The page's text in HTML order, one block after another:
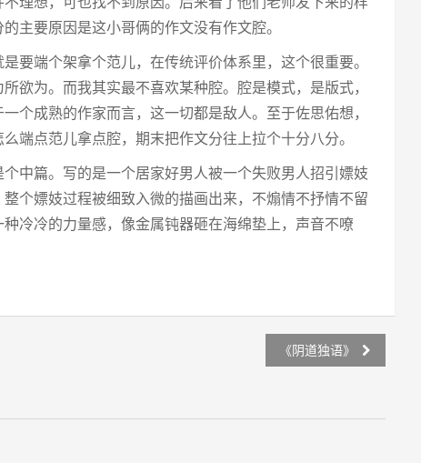
主要原因是这小哥俩的作文没有作文腔。
要端个架拿个范儿，在传统评价体系里，这个很重要。
欲为。而我其实最不喜欢某种腔。腔是模式，是版式，
个成熟的作家而言，这一切都是敌人。至于佐思佑想，
端点范儿拿点腔，期末把作文分往上拉个十分八分。
中篇。写的是一个居家好男人被一个失败男人招引嫖妓
个嫖妓过程被细致入微的描画出来，不煽情不抒情不留
冷冷的力量感，像金属钝器砸在海绵垫上，声音不嘹
《阴道独语》